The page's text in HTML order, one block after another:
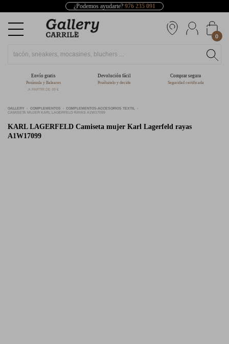
¿Podemos ayudarte? 976 235 091
0
Envío gratis
Península y Baleares
A PARTIR DE 39 €
Devolución fácil
Pruébatelo y decide
Comprar segura
Seguridad certificada
GALLERY COMPLEMENTOS
COMPLEMENTOS-ACCESORIOS TEXTIL
CAMISETA MUJER KARL LAGERFELD RAYAS A1W17099
KARL LAGERFELD Camiseta mujer Karl Lagerfeld rayas
A1W17099